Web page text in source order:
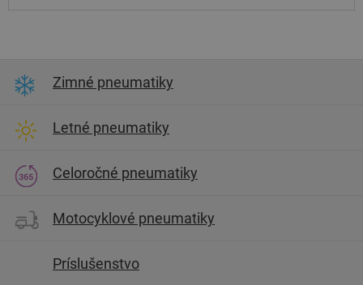
Zimné pneumatiky
Letné pneumatiky
Celoročné pneumatiky
Motocyklové pneumatiky
Príslušenstvo